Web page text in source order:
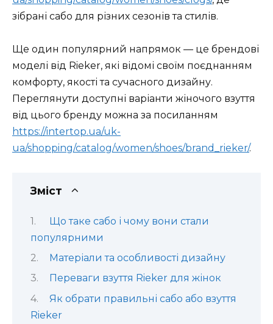
зібрані сабо для різних сезонів та стилів.
Ще один популярний напрямок — це брендові
моделі від Rieker, які відомі своїм поєднанням
комфорту, якості та сучасного дизайну.
Переглянути доступні варіанти жіночого взуття
від цього бренду можна за посиланням
https://intertop.ua/uk-
ua/shopping/catalog/women/shoes/brand_rieker/.
Зміст
Що таке сабо і чому вони стали
популярними
Матеріали та особливості дизайну
Переваги взуття Rieker для жінок
Як обрати правильні сабо або взуття
Rieker